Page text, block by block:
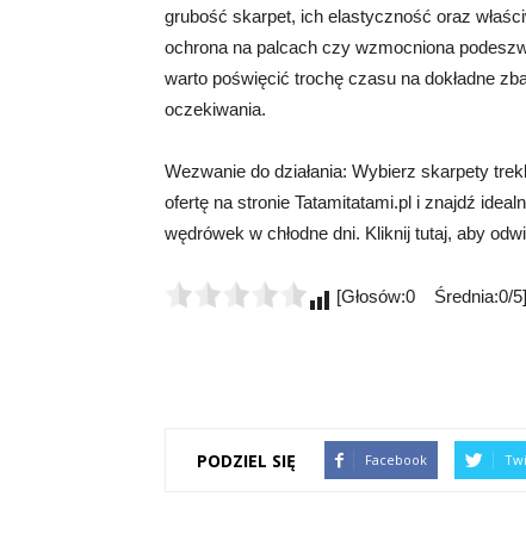
grubość skarpet, ich elastyczność oraz
ochrona na palcach czy wzmocniona
warto poświęcić trochę czasu na dokładne
oczekiwania.
Wezwanie do działania: Wybierz skarpety
ofertę na stronie Tatamitatami.pl i znajdź
wędrówek w chłodne dni. Kliknij tutaj, aby
[Głosów:0 Średnia:0/5]
PODZIEL SIĘ Facebook